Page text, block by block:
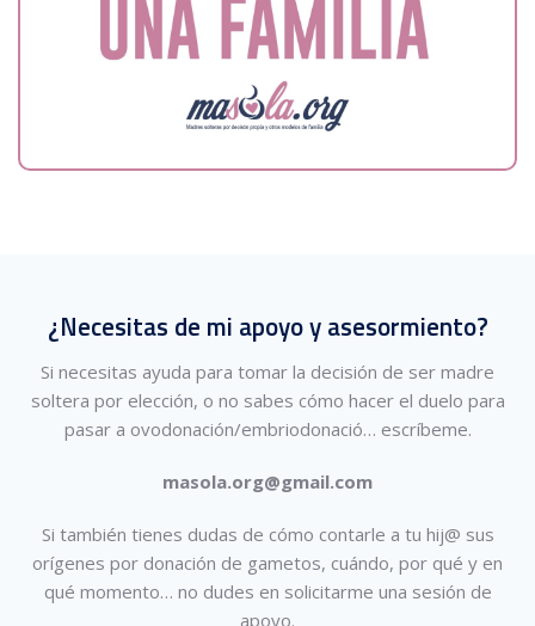
¿Necesitas de mi apoyo y asesormiento?
Si necesitas ayuda para tomar la decisión de ser madre
soltera por elección, o no sabes cómo hacer el duelo para
pasar a ovodonación/embriodonació… escríbeme.
masola.org@gmail.com
Si también tienes dudas de cómo contarle a tu hij@ sus
orígenes por donación de gametos, cuándo, por qué y en
qué momento… no dudes en solicitarme una sesión de
apoyo.